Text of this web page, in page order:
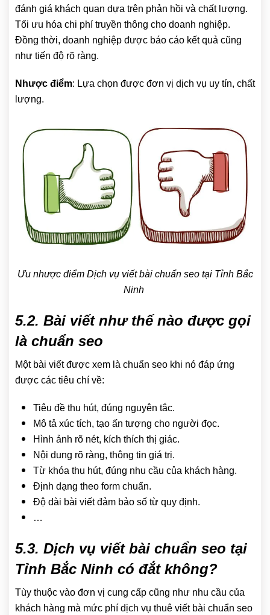
đánh giá khách quan dựa trên phản hồi và chất lượng.
Tối ưu hóa chi phí truyền thông cho doanh nghiệp.
Đồng thời, doanh nghiệp được báo cáo kết quả cũng
như tiến độ rõ ràng.
Nhược điểm: Lựa chọn được đơn vị dịch vụ uy tín, chất
lượng.
Ưu nhược điểm Dịch vụ viết bài chuẩn seo tại Tỉnh Bắc
Ninh
5.2. Bài viết như thế nào được gọi
là chuẩn seo
Một bài viết được xem là chuẩn seo khi nó đáp ứng
được các tiêu chí về:
Tiêu đề thu hút, đúng nguyên tắc.
Mô tả xúc tích, tạo ấn tượng cho người đọc.
Hình ảnh rõ nét, kích thích thị giác.
Nội dung rõ ràng, thông tin giá trị.
Từ khóa thu hút, đúng nhu cầu của khách hàng.
Định dạng theo form chuẩn.
Độ dài bài viết đảm bảo số từ quy định.
…
5.3. Dịch vụ viết bài chuẩn seo tại
Tỉnh Bắc Ninh có đắt không?
Tùy thuộc vào đơn vị cung cấp cũng như nhu cầu của
khách hàng mà mức phí dịch vụ thuê viết bài chuẩn seo